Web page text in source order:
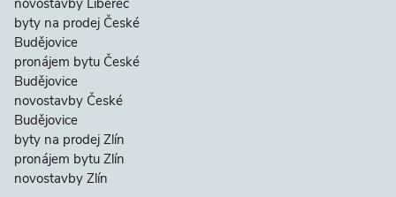
byty na prodej České
Budějovice
pronájem bytu České
Budějovice
novostavby České
Budějovice
byty na prodej Zlín
pronájem bytu Zlín
novostavby Zlín